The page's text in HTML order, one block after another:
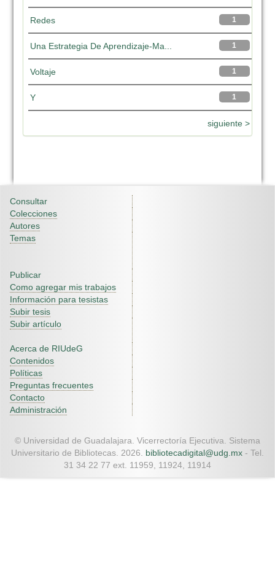
1
Redes
1
Una Estrategia De Aprendizaje-Ma...
1
Voltaje
1
Y
siguiente >
Consultar
Colecciones
Autores
Temas
Publicar
Como agregar mis trabajos
Información para tesistas
Subir tesis
Subir artículo
Acerca de RIUdeG
Contenidos
Políticas
Preguntas frecuentes
Contacto
Administración
© Universidad de Guadalajara. Vicerrectoría Ejecutiva. Sistema
Universitario de Bibliotecas. 2026. bibliotecadigital@udg.mx - Tel.
31 34 22 77 ext. 11959, 11924, 11914